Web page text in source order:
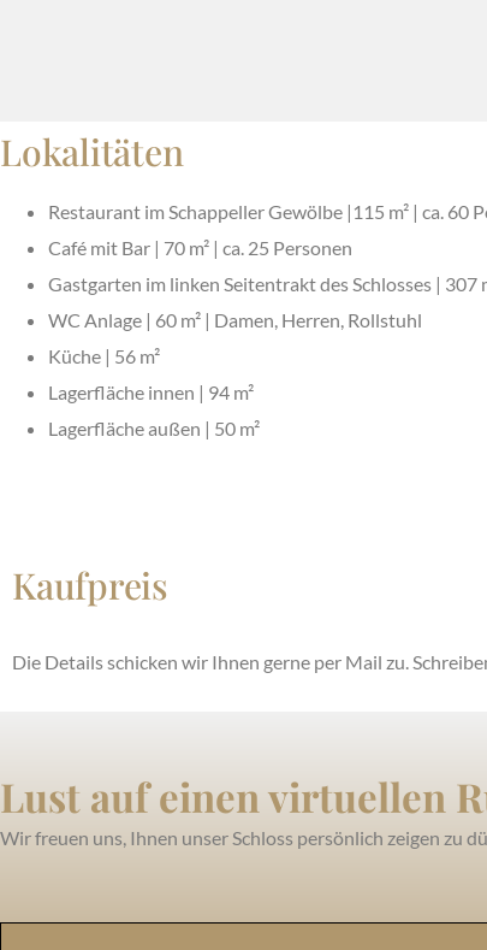
Lokalitäten
Restaurant im Schappeller Gewölbe |115 m² | ca. 60
Café mit Bar | 70 m² | ca. 25 Personen
Gastgarten im linken Seitentrakt des Schlosses | 307
WC Anlage | 60 m² | Damen, Herren, Rollstuhl
Küche | 56 m²
Lagerfläche innen | 94 m²
Lagerfläche außen | 50 m²
Kaufpreis
Die Details schicken wir Ihnen gerne per Mail zu.
Lust auf einen virtuellen
Wir freuen uns, Ihnen unser Schloss persönlich zeigen zu